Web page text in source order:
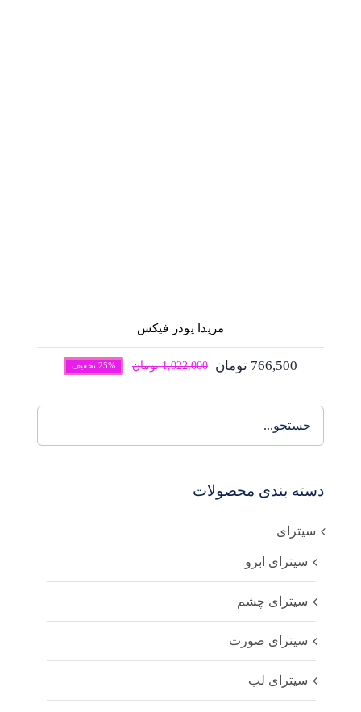
مریدا پودر فیکس
1,022,000 تومان 766,500 تومان 25% تخفیف
دسته بندی محصولات
سیترای
سیترای ابرو
سیترای چشم
سیترای صورت
سیترای لب